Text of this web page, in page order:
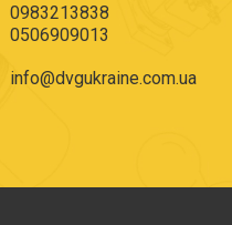
0983213838
0506909013
info@dvgukraine.com.ua